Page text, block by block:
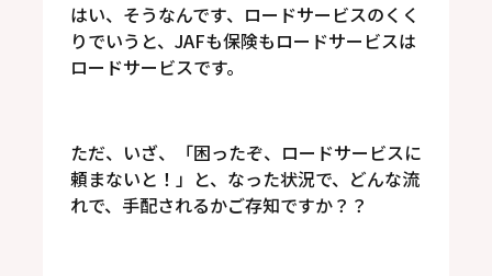
はい、そうなんです、ロードサービスのくく
りでいうと、JAFも保険もロードサービスは
ロードサービスです。
ただ、いざ、「困ったぞ、ロードサービスに
頼まないと！」と、なった状況で、どんな流
れで、手配されるかご存知ですか？？